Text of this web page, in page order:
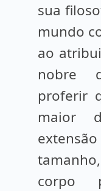
sua
mundo
ao
nobre
proferir
maior
corpo